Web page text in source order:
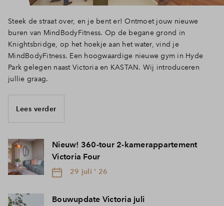
Steek de straat over, en je bent er! Ontmoet jouw nieuwe
buren van MindBodyFitness. Op de begane grond in
Knightsbridge, op het hoekje aan het water, vind je
MindBodyFitness. Een hoogwaardige nieuwe gym in Hyde
Park gelegen naast Victoria en KASTAN. Wij introduceren
jullie graag.
Lees verder
Nieuw! 360-tour 2-kamerappartement
Victoria Four
29 juli ' 26
Bouwupdate Victoria juli